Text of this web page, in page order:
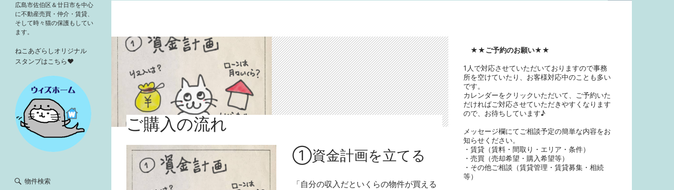
ご購入の流れ
①資金計画を立てる
「自分の収入だといくらの物件が買える
★★ご予約のお願い★★
1人で対応させていただいておりますので事務
所を空けていたり、お客様対応中のことも多い
です。
カレンダーをクリックいただいて、ご予約いた
だければご対応させていただきやすくなります
ので、お待ちしています♪
メッセージ欄にてご相談予定の簡単な内容をお
知らせください。
・賃貸（賃料・間取り・エリア・条件）
・売買（売却希望・購入希望等）
・その他ご相談（賃貸管理・賃貸募集・相続
等）
広島市佐伯区＆廿日市を中心
に不動産売買・仲介・賃貸、
そして時々猫の保護もしてい
ます。
ねこあざらしオリジナル
スタンプはこちら♥
物件検索